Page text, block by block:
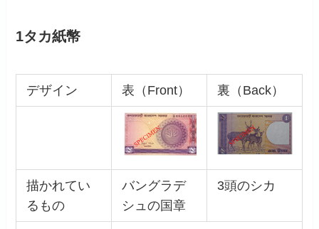
1タカ紙幣
デザイン 表（Front） 裏（Back）
描かれてい
るもの
バングラデ
シュの国章
3頭のシカ